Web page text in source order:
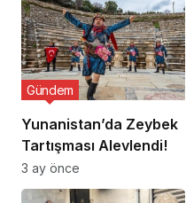
Yunanistan’da Zeybek
Tartışması Alevlendi!
Gündem
3 ay önce